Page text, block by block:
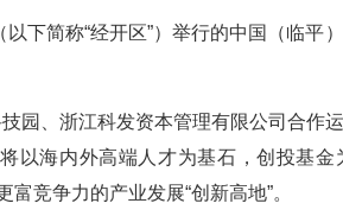
下简称“经开区”）举行的中国（临平
园、浙江科发资本管理有限公司合作
以海内外高端人才为基石，创投基
竞争力的产业发展“创新高地”。